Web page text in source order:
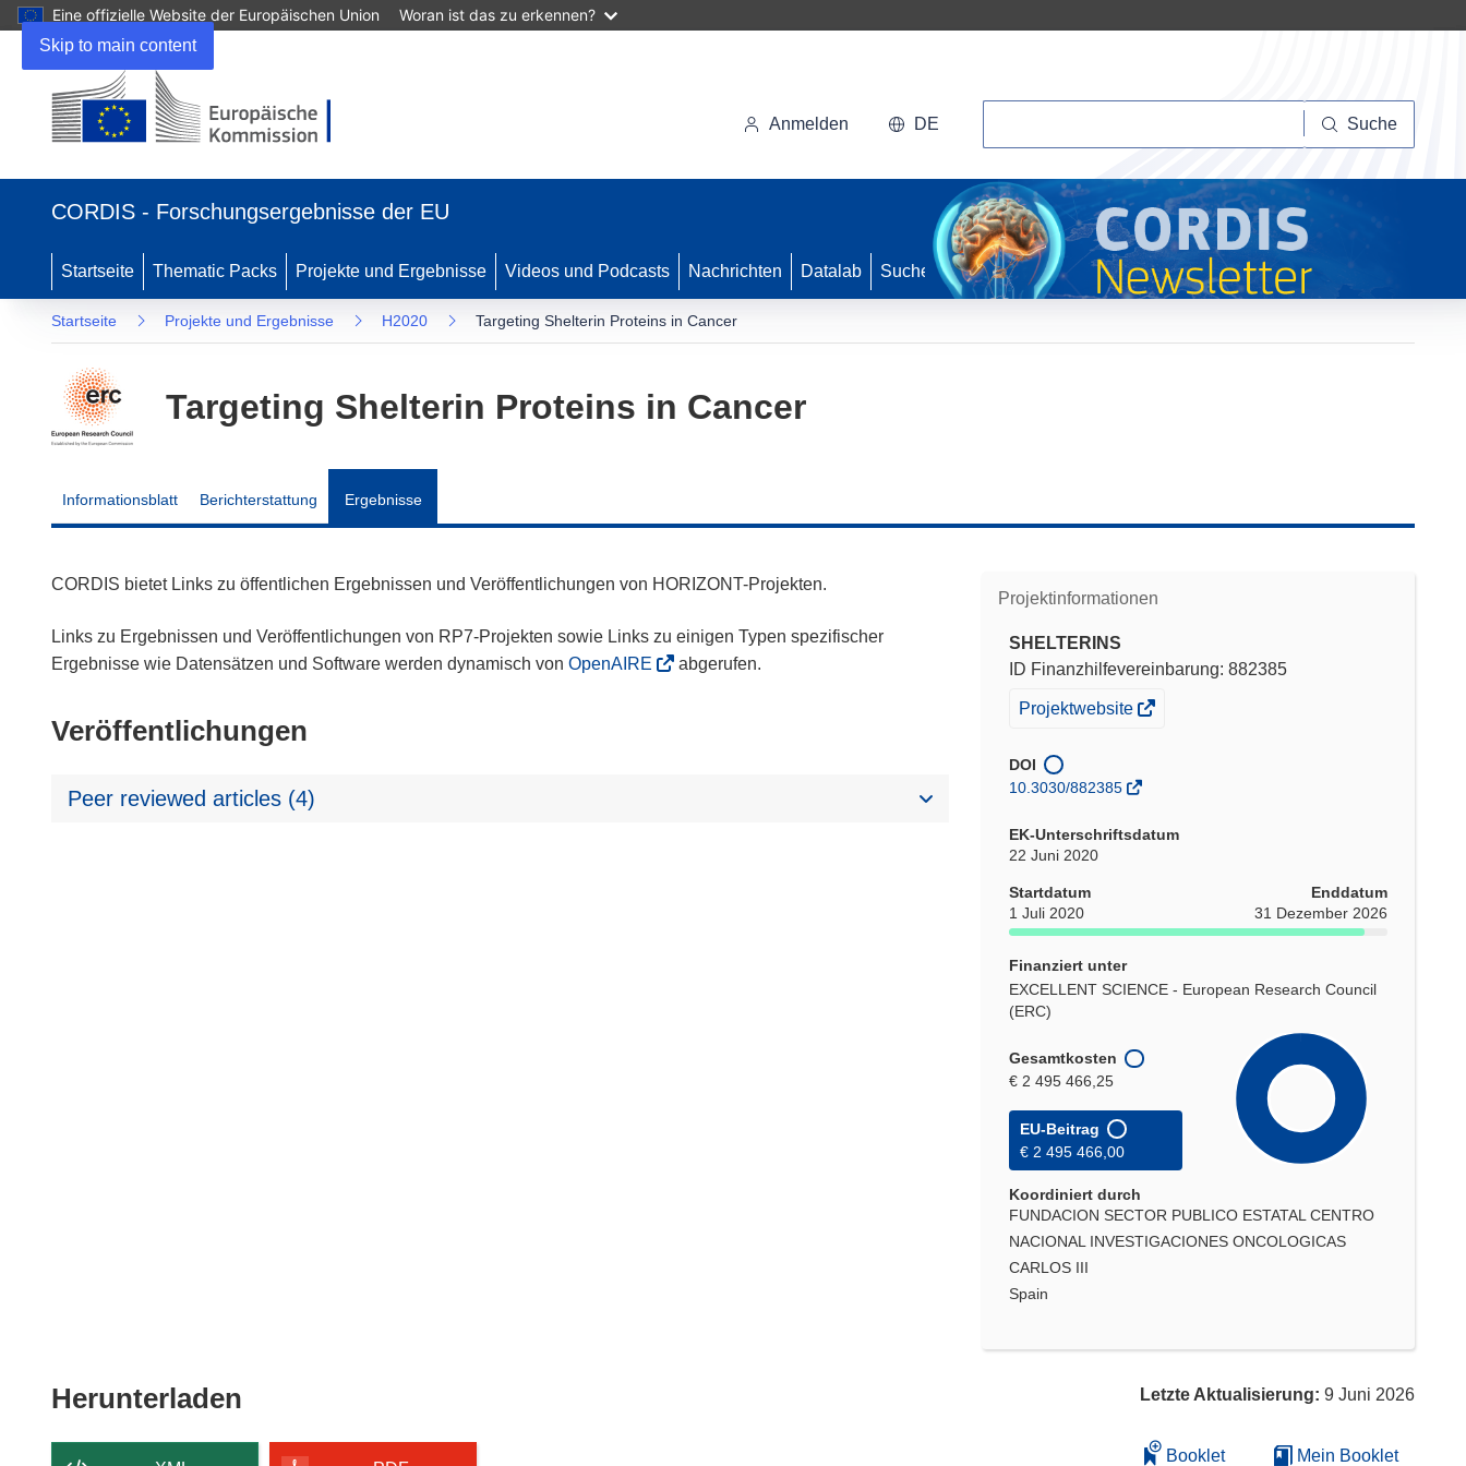
Skip to main content
Eine offizielle Website der Europäischen Union Woran ist das zu erkennen?
neuem
Anmelden DE Suche
CORDIS - Forschungsergebnisse der EU
Startseite Thematic Packs Projekte und Ergebnisse Videos und Podcasts Nachrichten Datalab Suche
Startseite Projekte und Ergebnisse H2020 Targeting Shelterin Proteins in Cancer
Targeting Shelterin Proteins in Cancer
Informationsblatt Berichterstattung Ergebnisse
Projektinformationen
SHELTERINS
ID Finanzhilfevereinbarung: 882385
(öffnet
neuem
Fenster)
Projektwebsite
DOI
10.3030/882385
EK-Unterschriftsdatum
22 Juni 2020
Startdatum
1 Juli 2020
Enddatum
31 Dezember 2026
Finanziert unter
EXCELLENT SCIENCE - European Research Council
(ERC)
Gesamtkosten
€ 2 495 466,25
EU-Beitrag
€ 2 495 466,00
Koordiniert durch
FUNDACION SECTOR PUBLICO ESTATAL CENTRO
NACIONAL INVESTIGACIONES ONCOLOGICAS
CARLOS III
Spain
CORDIS bietet Links zu öffentlichen Ergebnissen und Veröffentlichungen von HORIZONT-Projekten.
Links zu Ergebnissen und Veröffentlichungen von RP7-Projekten sowie Links zu einigen Typen spezifischer
Ergebnisse wie Datensätzen und Software werden dynamisch von OpenAIRE abgerufen.
Veröffentlichungen
Peer reviewed articles (4)
Herunterladen Letzte Aktualisierung: 9 Juni 2026
Booklet Mein Booklet